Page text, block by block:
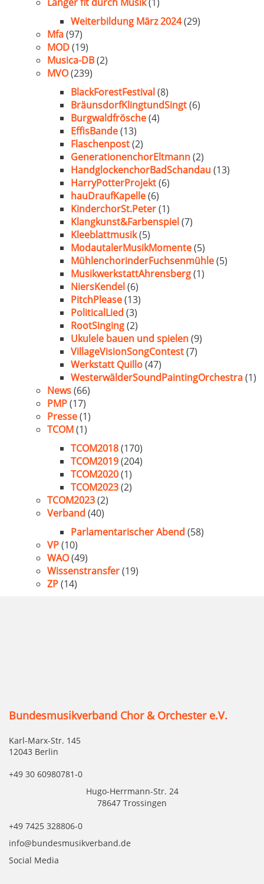
Weiterbildung März 2024(29)
Mfa(97)
MOD(19)
Musica-DB(2)
MVO(239)
BlackForestFestival(8)
BräunsdorfKlingtundSingt(6)
Burgwaldfrösche(4)
EffisBande(13)
Flaschenpost(2)
GenerationenchorEltmann(2)
HandglockenchorBadSchandau(13)
HarryPotterProjekt(6)
hauDraufKapelle(6)
KinderchorSt.Peter(1)
Klangkunst&Farbenspiel(7)
Kleeblattmusik(5)
ModautalerMusikMomente(5)
MühlenchorinderFuchsenmühle(5)
MusikwerkstattAhrensberg(1)
NiersKendel(6)
PitchPlease(13)
PoliticalLied (3)
RootSinging(2)
Ukulele bauen und spielen(9)
VillageVisionSongContest(7)
Werkstatt Quillo(47)
WesterwälderSoundPaintingOrchestra(1)
News(66)
PMP(17)
Presse(1)
TCOM(1)
TCOM2018(170)
TCOM2019(204)
TCOM2020(1)
TCOM2023(2)
TCOM2023(2)
Verband (40)
Parlamentarischer Abend (58)
VP(10)
WAO(49)
Wissenstransfer(19)
ZP(14)
Bundesmusikverband Chor & Orchester e.V.
Karl-Marx-Str. 145
12043 Berlin
+49 30 60980781-0
Hugo-Herrmann-Str. 24
78647 Trossingen
+49 7425 328806-0
info@bundesmusikverband.de
Social Media